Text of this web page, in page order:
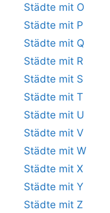
Städte mit O
Städte mit P
Städte mit Q
Städte mit R
Städte mit S
Städte mit T
Städte mit U
Städte mit V
Städte mit W
Städte mit X
Städte mit Y
Städte mit Z